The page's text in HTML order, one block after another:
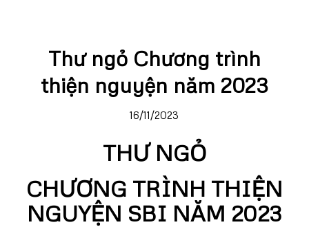
Thư ngỏ Chương trình
thiện nguyện năm 2023
16/11/2023
THƯ NGỎ
CHƯƠNG TRÌNH THIỆN
NGUYỆN SBI NĂM 2023